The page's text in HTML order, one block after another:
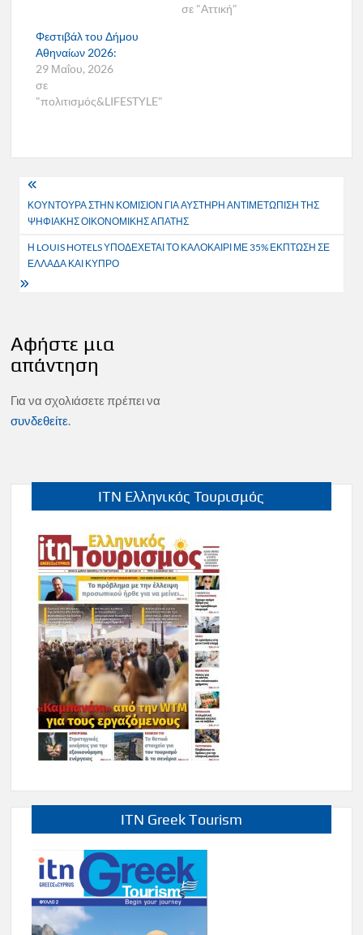
σε "Αττική"
Φεστιβάλ του Δήμου
Αθηναίων 2026:
29 Μαΐου, 2026
σε
"πολιτισμός&LIFESTYLE"
Πλοήγηση
άρθρων
ΚΟΥΝΤΟΥΡΑ ΣΤΗΝ ΚΟΜΙΣΙΟΝ ΓΙΑ ΑΥΣΤΗΡΗ ΑΝΤΙΜΕΤΩΠΙΣΗ ΤΗΣ
ΨΗΦΙΑΚΗΣ ΟΙΚΟΝΟΜΙΚΗΣ ΑΠΑΤΗΣ
Η LOUIS HOTELS ΥΠΟΔΕΧΕΤΑΙ ΤΟ ΚΑΛΟΚΑΙΡΙ ΜΕ 35% ΕΚΠΤΩΣΗ ΣΕ
ΕΛΛΑΔΑ ΚΑΙ ΚΥΠΡΟ
Αφήστε μια
απάντηση
Για να σχολιάσετε πρέπει να
συνδεθείτε.
ITN Ελληνικός Τουρισμός
ITN Greek Tourism